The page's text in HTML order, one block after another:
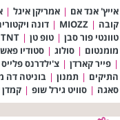
אייץ' אנד אם | אמריקן איגל |
קובה |
MIOZZ
| דונה
טוונטי פור סבן | טופ טן |
TNT
מומנטום | סולוג | סטודיו
| פייר קארדן | צ'ילדרנס פלייס
התיקים | תמנון | בוניטה דה
סאגה | סוויט גירל שופ | קמדן